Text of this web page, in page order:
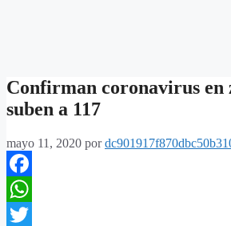
Confirman coronavirus en
suben a 117
mayo 11, 2020 por
Facebook
WhatsApp